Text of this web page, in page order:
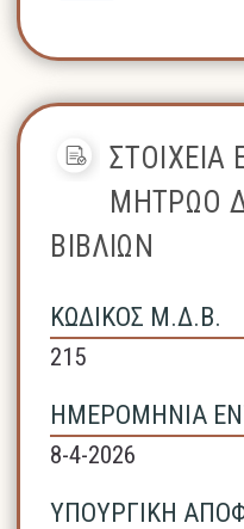
ΣΤΟΙΧΕΙΑ
ΜΗΤΡΩΟ
ΒΙΒΛΙΩΝ
ΚΩΔΙΚΟΣ Μ.Δ.Β.
215
ΗΜΕΡΟΜΗΝΙΑ
8-4-2026
ΥΠΟΥΡΓΙΚΗ